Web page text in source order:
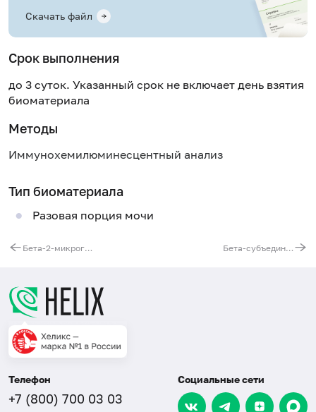
Скачать файл
Срок выполнения
до 3 суток. Указанный срок не включает день взятия
биоматериала
Методы
Иммунохемилюминесцентный анализ
Тип биоматериала
Разовая порция мочи
Бета-2-микроглобулин в сыворотке Бета-субъединица хорионического гонадотропина человека (бета-ХГЧ)
Телефон
+7 (800) 700 03 03
Социальные сети